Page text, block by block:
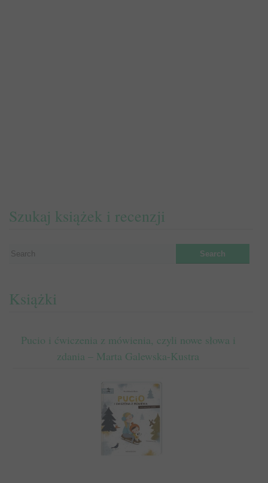
Szukaj książek i recenzji
Książki
Pucio i ćwiczenia z mówienia, czyli nowe słowa i
zdania – Marta Galewska-Kustra